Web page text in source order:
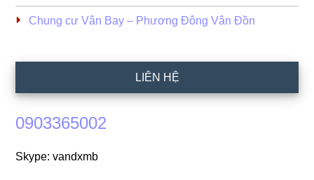
Chung cư Vân Bay – Phương Đông Vân Đồn
LIÊN HỆ
0903365002
Skype: vandxmb